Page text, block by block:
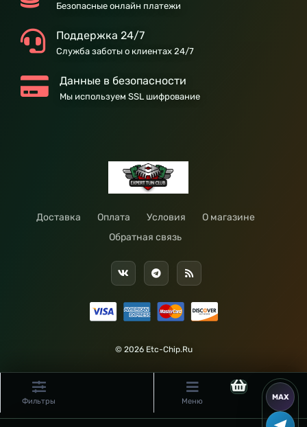
Безопасные онлайн платежи
Поддержка 24/7
Служба заботы о клиентах 24/7
Данные в безопасности
Мы используем SSL шифрование
Доставка Оплата Условия
О магазине
Обратная связь
© 2026 Etc-Chip.Ru
Фильтры Меню